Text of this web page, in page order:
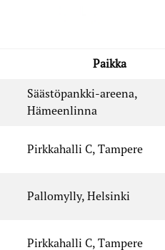
Paikka
Säästöpankki-areena,
Hämeenlinna
Pirkkahalli C, Tampere
Pallomylly, Helsinki
Pirkkahalli C, Tampere